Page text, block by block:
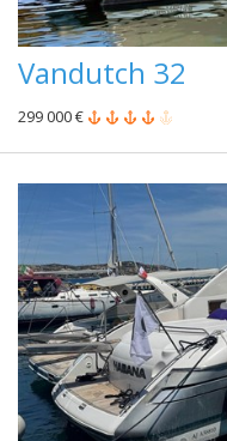
Vandutch 32
299 000 €